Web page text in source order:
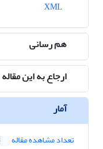
هم رسانی
ارجاع به این مقاله
آمار
تعداد مشاهده مقاله